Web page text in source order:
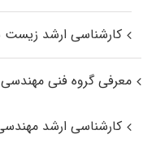
کارشناسی ارشد
معرفی گروه فنی
کارشناسی ارشد